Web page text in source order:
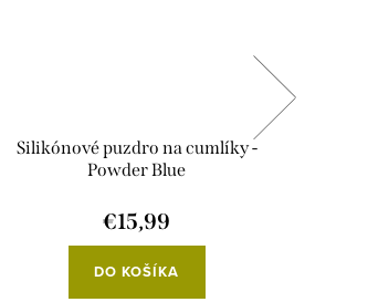
Silikónové puzdro na cumlíky -
Powder Blue
€15,99
DO KOŠÍKA